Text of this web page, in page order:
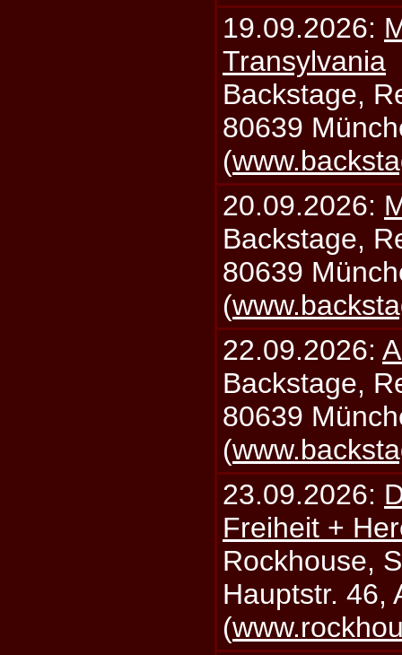
19.09.2026:
Transylvania
Backstage,
80639
(
20.09.2026:
Backstage,
80639
(
22.09.2026:
Backstage,
80639
(
23.09.2026:
Freiheit +
Rockhouse,
Hauptstr. 46,
(